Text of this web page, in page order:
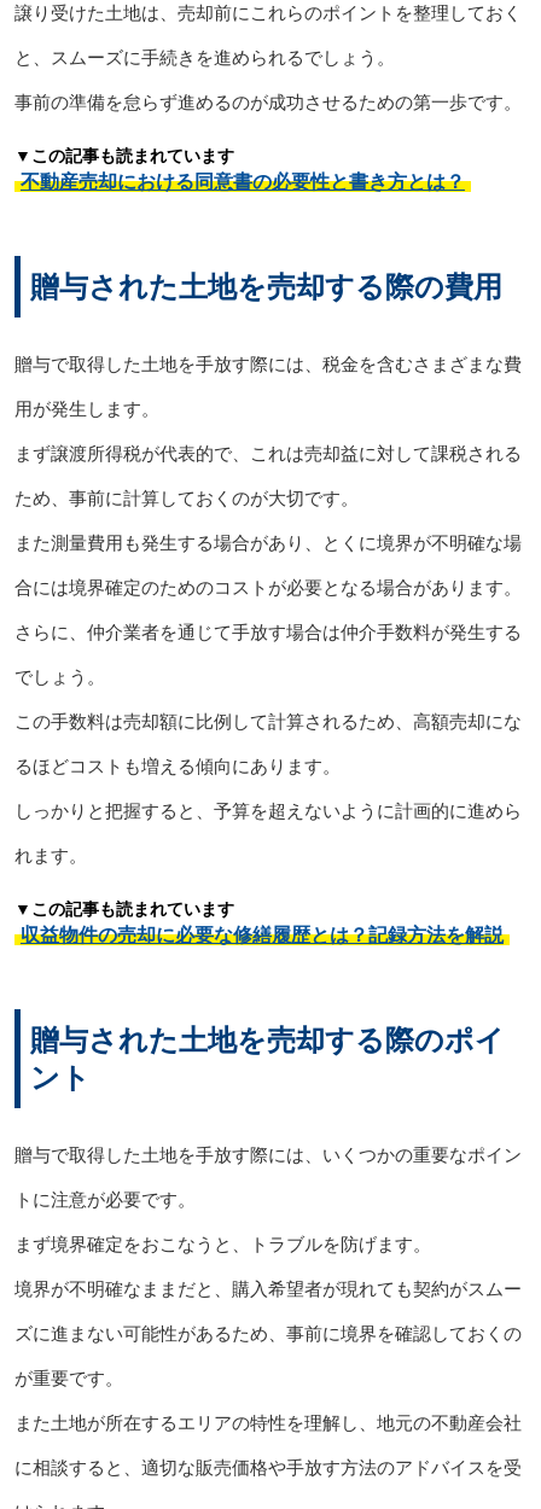
譲り受けた土地は、売却前にこれらのポイントを整理しておく
と、スムーズに手続きを進められるでしょう。
事前の準備を怠らず進めるのが成功させるための第一歩です。
▼この記事も読まれています
不動産売却における同意書の必要性と書き方とは？
贈与された土地を売却する際の費用
贈与で取得した土地を手放す際には、税金を含むさまざまな費
用が発生します。
まず譲渡所得税が代表的で、これは売却益に対して課税される
ため、事前に計算しておくのが大切です。
また測量費用も発生する場合があり、とくに境界が不明確な場
合には境界確定のためのコストが必要となる場合があります。
さらに、仲介業者を通じて手放す場合は仲介手数料が発生する
でしょう。
この手数料は売却額に比例して計算されるため、高額売却にな
るほどコストも増える傾向にあります。
しっかりと把握すると、予算を超えないように計画的に進めら
れます。
▼この記事も読まれています
収益物件の売却に必要な修繕履歴とは？記録方法を解説
贈与された土地を売却する際のポイ
ント
贈与で取得した土地を手放す際には、いくつかの重要なポイン
トに注意が必要です。
まず境界確定をおこなうと、トラブルを防げます。
境界が不明確なままだと、購入希望者が現れても契約がスムー
ズに進まない可能性があるため、事前に境界を確認しておくの
が重要です。
また土地が所在するエリアの特性を理解し、地元の不動産会社
に相談すると、適切な販売価格や手放す方法のアドバイスを受